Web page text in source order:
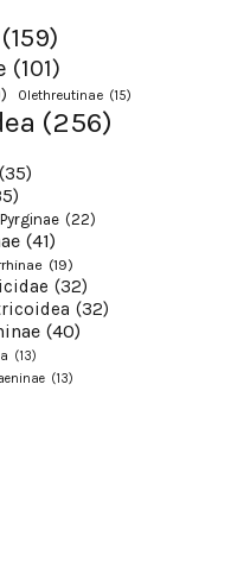
(159)
(101)
Olethreutinae (15)
(256)
(35)
Pyrginae (22)
(41)
(19)
(32)
(32)
(40)
(13)
(13)